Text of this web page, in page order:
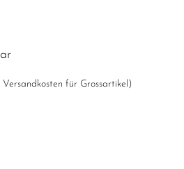
Versandkosten für Grossartikel )